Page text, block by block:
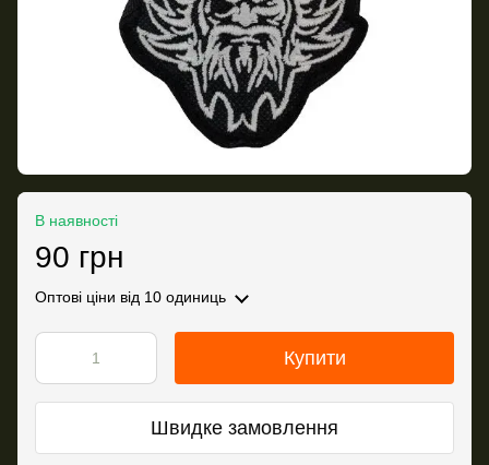
В наявності
90 грн
Оптові ціни від 10 одиниць
Купити
Швидке замовлення